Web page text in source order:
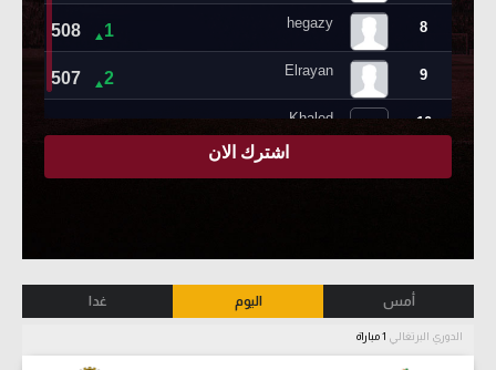
أمس اليوم غدا
الدوري البرتغالي